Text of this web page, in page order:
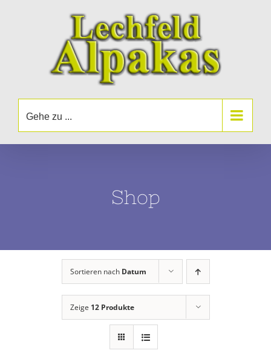
Gehe zu ...
Shop
Sortieren nach Datum
Zeige 12 Produkte